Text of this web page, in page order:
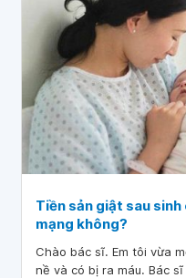
Tiền sản giật sau
mạng không?
Chào bác sĩ. Em tôi vừa
nề và có bị ra máu. Bác